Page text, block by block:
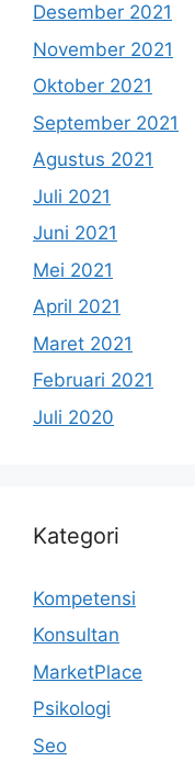
Desember 2021
November 2021
Oktober 2021
September 2021
Agustus 2021
Juli 2021
Juni 2021
Mei 2021
April 2021
Maret 2021
Februari 2021
Juli 2020
Kategori
Kompetensi
Konsultan
MarketPlace
Psikologi
Seo